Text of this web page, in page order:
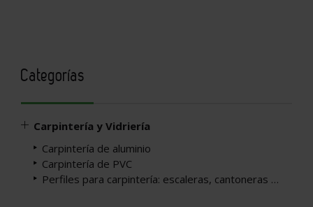
Categorías
Carpintería y Vidriería
Carpintería de aluminio
Carpintería de PVC
Perfiles para carpintería: escaleras, cantoneras …